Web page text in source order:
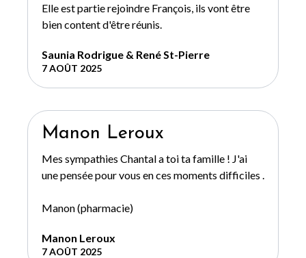
Elle est partie rejoindre François, ils vont être
bien content d'être réunis.
Saunia Rodrigue & René St-Pierre
7 AOÛT 2025
Manon Leroux
Mes sympathies Chantal a toi ta famille ! J'ai
une pensée pour vous en ces moments difficiles .
Manon (pharmacie)
Manon Leroux
7 AOÛT 2025